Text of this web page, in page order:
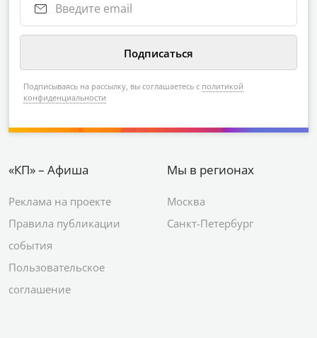
Подписываясь на рассылку, вы соглашаетесь с политикой
конфиденциальности
«КП» – Афиша
Реклама на проекте
Правила публикации
события
Пользовательское
соглашение
Мы в регионах
Москва
Санкт-Петербург